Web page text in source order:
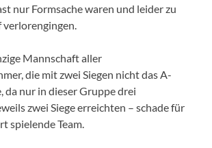
nur Formsache waren und leider zu
verlorengingen.
Mannschaft aller
die mit zwei Siegen nicht das A-
da nur in dieser Gruppe drei
zwei Siege erreichten – schade für
spielende Team.